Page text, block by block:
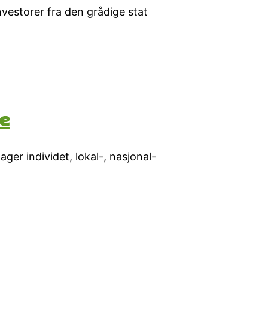
fra den grådige stat
individet, lokal-, nasjonal-